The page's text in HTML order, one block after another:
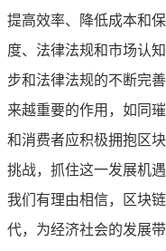
提高效率、降低成本和
度、法律法规和市场认
步和法律法规的不断完
来越重要的作用，如同
和消费者应积极拥抱区
挑战，抓住这一发展机
我们有理由相信，区块
代，为经济社会的发展